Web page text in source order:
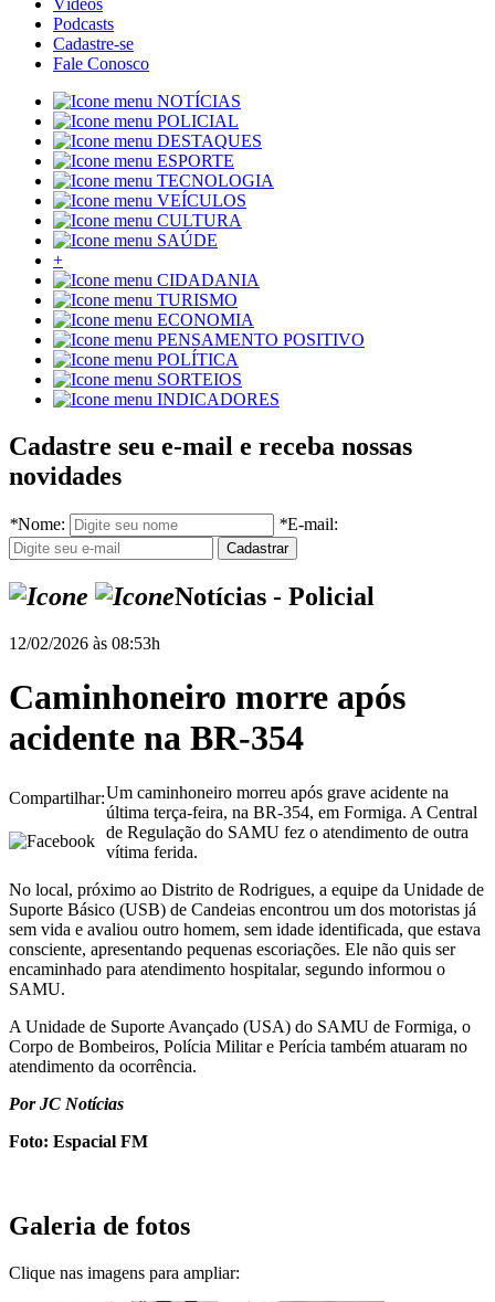
Vídeos
Podcasts
Cadastre-se
Fale Conosco
NOTÍCIAS
POLICIAL
DESTAQUES
ESPORTE
TECNOLOGIA
VEÍCULOS
CULTURA
SAÚDE
+
CIDADANIA
TURISMO
ECONOMIA
PENSAMENTO POSITIVO
POLÍTICA
SORTEIOS
INDICADORES
Cadastre seu e-mail e receba nossas
novidades
*Nome: *E-mail:
Notícias - Policial
12/02/2026 às 08:53h
Caminhoneiro morre após
acidente na BR-354
Compartilhar:Um caminhoneiro morreu após grave acidente na
última terça-feira, na BR-354, em Formiga. A Central
de Regulação do SAMU fez o atendimento de outra
vítima ferida.
No local, próximo ao Distrito de Rodrigues, a equipe da Unidade de
Suporte Básico (USB) de Candeias encontrou um dos motoristas já
sem vida e avaliou outro homem, sem idade identificada, que estava
consciente, apresentando pequenas escoriações. Ele não quis ser
encaminhado para atendimento hospitalar, segundo informou o
SAMU.
A Unidade de Suporte Avançado (USA) do SAMU de Formiga, o
Corpo de Bombeiros, Polícia Militar e Perícia também atuaram no
atendimento da ocorrência.
Por JC Notícias
Foto: Espacial FM
Galeria de fotos
Clique nas imagens para ampliar: